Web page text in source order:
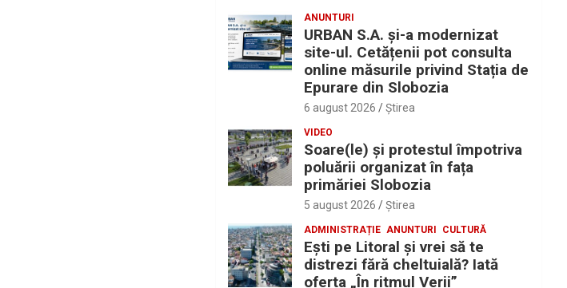
ANUNTURI
URBAN S.A. și-a modernizat
site-ul. Cetățenii pot consulta
online măsurile privind Stația de
Epurare din Slobozia
6 august 2026 Ştirea
VIDEO
Soare(le) și protestul împotriva
poluării organizat în fața
primăriei Slobozia
5 august 2026 Ştirea
ADMINISTRAȚIE ANUNTURI CULTURĂ
Eşti pe Litoral şi vrei să te
distrezi fără cheltuială? Iată
oferta „În ritmul Verii”